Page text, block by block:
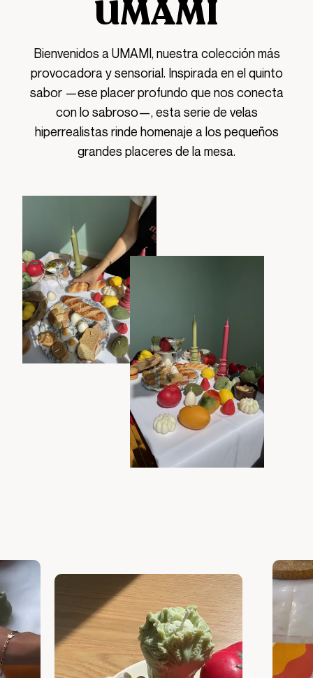
UMAMI
Bienvenidos a UMAMI, nuestra colección más
provocadora y sensorial. Inspirada en el quinto
sabor —ese placer profundo que nos conecta
con lo sabroso—, esta serie de velas
hiperrealistas rinde homenaje a los pequeños
grandes placeres de la mesa.